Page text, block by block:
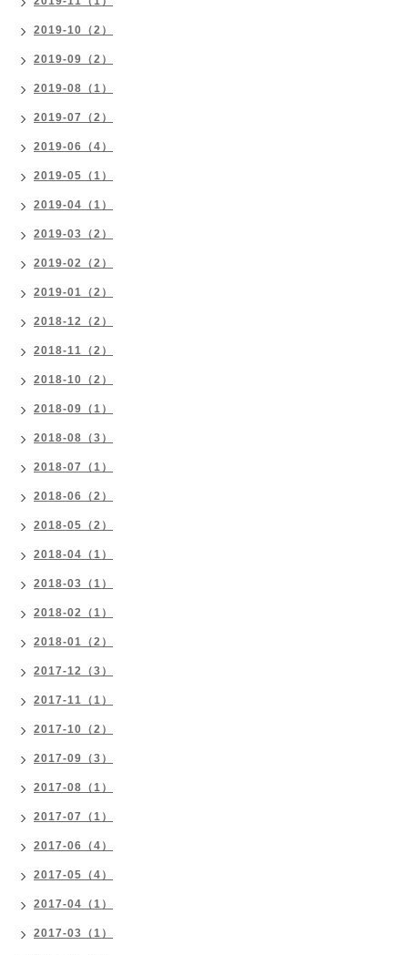
2019-10（2）
2019-09（2）
2019-08（1）
2019-07（2）
2019-06（4）
2019-05（1）
2019-04（1）
2019-03（2）
2019-02（2）
2019-01（2）
2018-12（2）
2018-11（2）
2018-10（2）
2018-09（1）
2018-08（3）
2018-07（1）
2018-06（2）
2018-05（2）
2018-04（1）
2018-03（1）
2018-02（1）
2018-01（2）
2017-12（3）
2017-11（1）
2017-10（2）
2017-09（3）
2017-08（1）
2017-07（1）
2017-06（4）
2017-05（4）
2017-04（1）
2017-03（1）